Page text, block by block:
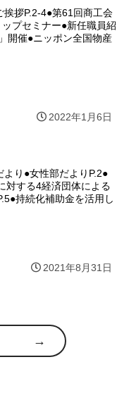
拶P.2-4●第61回商工会
プセミナー●新任職員紹
開催●ニッポン全国物産
2022年1月6日
り●女性部だよりP.2●
対する4経済団体による
持続化補助金を活用し
2021年8月31日